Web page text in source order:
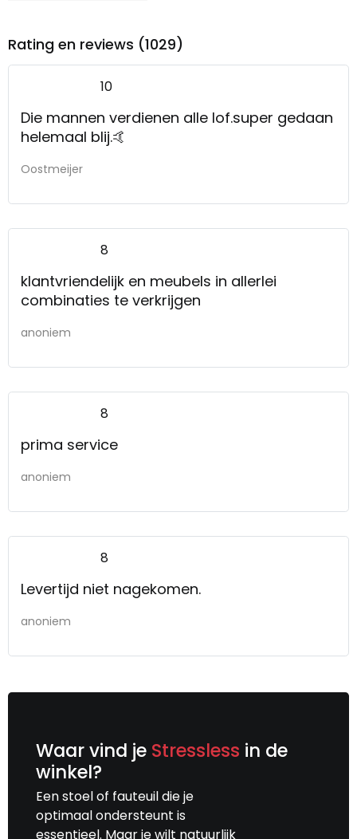
Rating en reviews (1029)
10
Die mannen verdienen alle lof.super gedaan
helemaal blij.🤙
Oostmeijer
8
klantvriendelijk en meubels in allerlei
combinaties te verkrijgen
anoniem
8
prima service
anoniem
8
Levertijd niet nagekomen.
anoniem
Waar vind je Stressless in de
winkel?
Een stoel of fauteuil die je
optimaal ondersteunt is
essentieel. Maar je wilt natuurlijk